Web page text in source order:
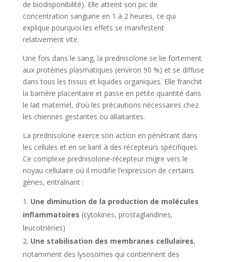
de biodisponibilité). Elle atteint son pic de
concentration sanguine en 1 à 2 heures, ce qui
explique pourquoi les effets se manifestent
relativement vite.
Une fois dans le sang, la prednisolone se lie fortement
aux protéines plasmatiques (environ 90 %) et se diffuse
dans tous les tissus et liquides organiques. Elle franchit
la barrière placentaire et passe en petite quantité dans
le lait maternel, d’où les précautions nécessaires chez
les chiennes gestantes ou allaitantes.
La prednisolone exerce son action en pénétrant dans
les cellules et en se liant à des récepteurs spécifiques.
Ce complexe prednisolone-récepteur migre vers le
noyau cellulaire où il modifie l’expression de certains
gènes, entraînant :
Une diminution de la production de molécules
inflammatoires (cytokines, prostaglandines,
leucotriènes)
Une stabilisation des membranes cellulaires,
notamment des lysosomes qui contiennent des